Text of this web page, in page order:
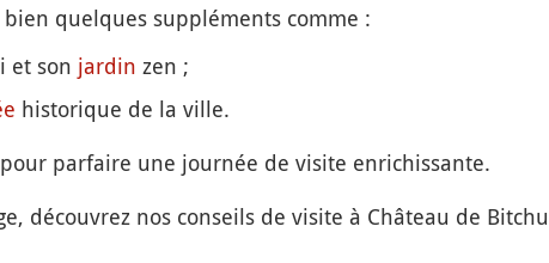
quelques suppléments comme :
et son jardin zen ;
historique de la ville.
parfaire une journée de visite enrichissante.
découvrez nos conseils de visite à Château de